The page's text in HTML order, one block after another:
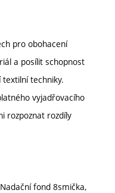
pro obohacení
a posílit schopnost
techniky.
vyjadřovacího
rozpoznat rozdíly
fond 8smička,